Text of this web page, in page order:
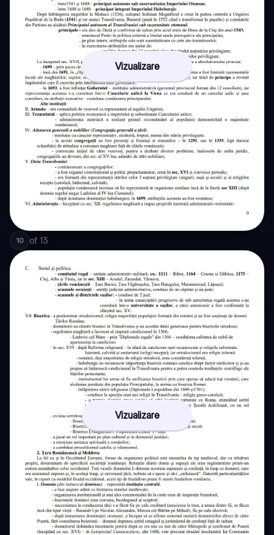
Vizualizare
10 of 13
Vizualizare